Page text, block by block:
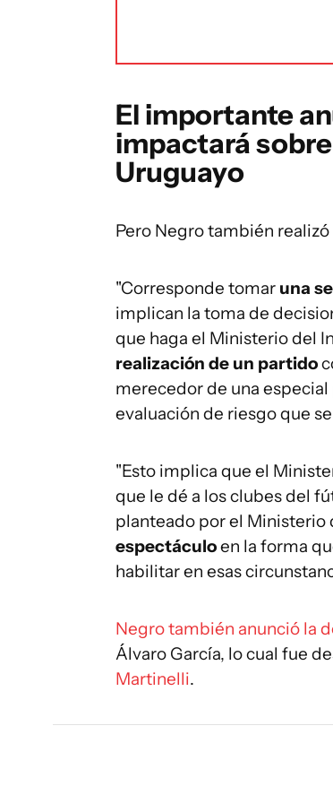
El importante
impactará
Uruguayo
Pero Negro también
"Corresponde tomar una
implican la toma de
que haga el Ministerio del
realización de un partido
merecedor de una
evaluación de riesgo que
"Esto implica que el
que le dé a los clubes del
planteado por el Ministerio
espectáculoen la forma
habilitar en esas
Negro también anunció la
Álvaro García, lo cual fue
Martinelli.